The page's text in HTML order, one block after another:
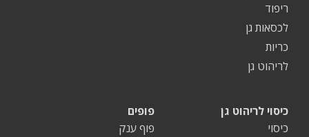
ריפוד
לכסאות גן
כריות
לריהוט גן
פופים
פוף ענק
כיסוי לריהוט גן
כיסוי